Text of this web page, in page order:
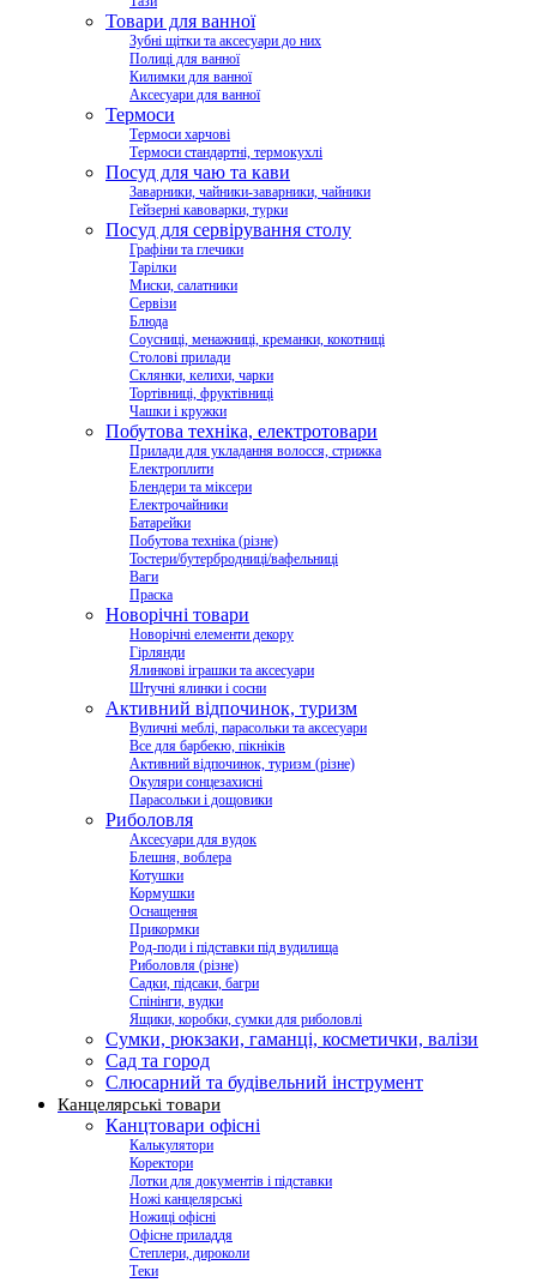
Товари для ванної
Зубні щітки та аксесуари до них
Полиці для ванної
Килимки для ванної
Аксесуари для ванної
Термоси
Термоси харчові
Термоси стандартні, термокухлі
Посуд для чаю та кави
Заварники, чайники-заварники, чайники
Гейзерні кавоварки, турки
Посуд для сервірування столу
Графіни та глечики
Тарілки
Миски, салатники
Сервізи
Блюда
Соусниці, менажниці, креманки, кокотниці
Столові прилади
Склянки, келихи, чарки
Тортівниці, фруктівниці
Чашки і кружки
Побутова техніка, електротовари
Прилади для укладання волосся, стрижка
Електроплити
Блендери та міксери
Електрочайники
Батарейки
Побутова техніка (різне)
Тостери/бутербродниці/вафельниці
Ваги
Праска
Новорічні товари
Новорічні елементи декору
Гірлянди
Ялинкові іграшки та аксесуари
Штучні ялинки і сосни
Активний відпочинок, туризм
Вуличні меблі, парасольки та аксесуари
Все для барбекю, пікніків
Активний відпочинок, туризм (різне)
Окуляри сонцезахисні
Парасольки і дощовики
Риболовля
Аксесуари для вудок
Блешня, воблера
Котушки
Кормушки
Оснащення
Прикормки
Род-поди і підставки під вудилища
Риболовля (різне)
Садки, підсаки, багри
Спінінги, вудки
Ящики, коробки, сумки для риболовлі
Сумки, рюкзаки, гаманці, косметички, валізи
Сад та город
Слюсарний та будівельний інструмент
Канцелярські товари
Канцтовари офісні
Калькулятори
Коректори
Лотки для документів і підставки
Ножі канцелярські
Ножиці офісні
Офісне приладдя
Степлери, дироколи
Теки